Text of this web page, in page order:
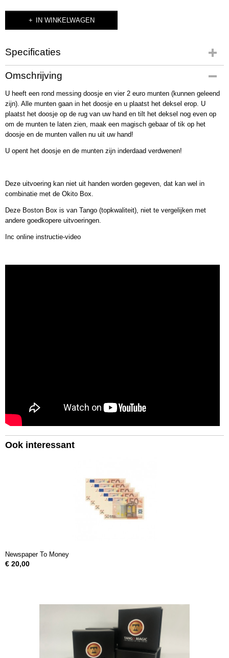
IN WINKELWAGEN
Specificaties
Productcode
2248
Bruto gewicht
80,00 g
Omschrijving
U heeft een rond messing doosje en vier 2 euro munten (kunnen geleend
zijn). Alle munten gaan in het doosje en u plaatst het deksel erop. U
plaatst het doosje op de rug van uw hand en tilt het deksel nog even op
om de munten te laten zien, maak een magisch gebaar of tik op het
doosje en de munten vallen nu uit uw hand!
U opent het doosje en de munten zijn inderdaad verdwenen!
Deze uitvoering kan niet uit handen worden gegeven, dat kan wel in
combinatie met de Okito Box.
Deze Boston Box is van Tango (topkwaliteit), niet te vergelijken met
andere goedkopere uitvoeringen.
Inc online instructie-video
Ook interessant
Newspaper To Money
€ 20,00